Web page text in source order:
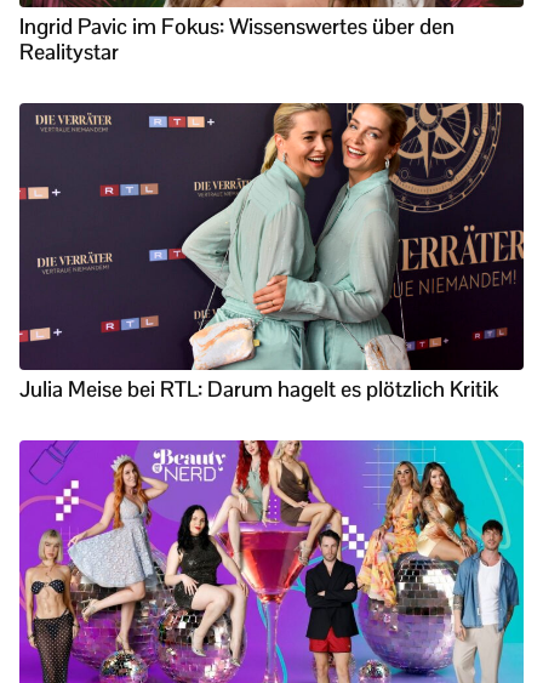
Ingrid Pavic im Fokus: Wissenswertes über den
Realitystar
Julia Meise bei RTL: Darum hagelt es plötzlich Kritik